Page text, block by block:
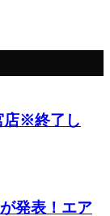
店※終了し
発表！エア